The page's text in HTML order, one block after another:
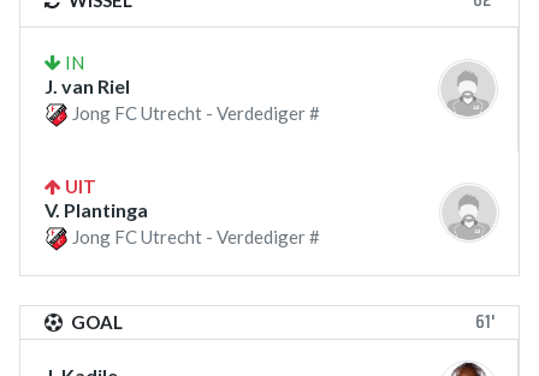
IN
J. van Riel
Jong FC Utrecht - Verdediger #
UIT
V. Plantinga
Jong FC Utrecht - Verdediger #
GOAL 61'